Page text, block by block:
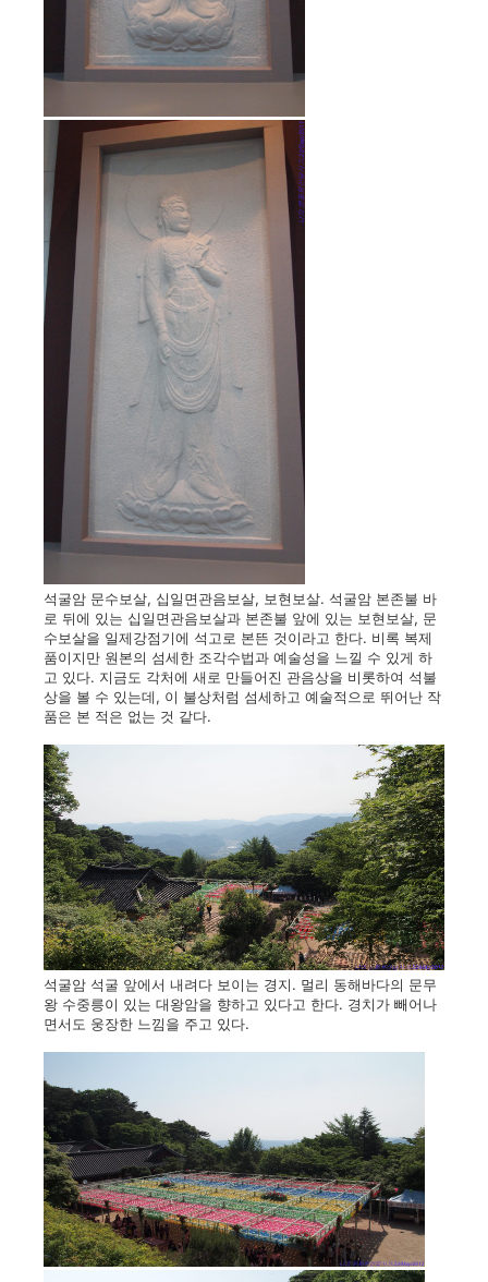
석굴암 문수보살, 십일면관음보살, 보현보살. 석굴암 본존불 바
로 뒤에 있는 십일면관음보살과 본존불 앞에 있는 보현보살, 문
수보살을 일제강점기에 석고로 본뜬 것이라고 한다. 비록 복제
품이지만 원본의 섬세한 조각수법과 예술성을 느낄 수 있게 하
고 있다. 지금도 각처에 새로 만들어진 관음상을 비롯하여 석불
상을 볼 수 있는데, 이 불상처럼 섬세하고 예술적으로 뛰어난 작
품은 본 적은 없는 것 같다.
석굴암 석굴 앞에서 내려다 보이는 경지. 멀리 동해바다의 문무
왕 수중릉이 있는 대왕암을 향하고 있다고 한다. 경치가 빼어나
면서도 웅장한 느낌을 주고 있다.